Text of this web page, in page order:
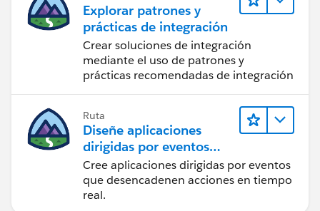
Explorar patrones y
prácticas de integración
Crear soluciones de integración
mediante el uso de patrones y
prácticas recomendadas de integración
Ruta
Diseñe aplicaciones
dirigidas por eventos
para la integración en
tiempo real
Cree aplicaciones dirigidas por eventos
que desencadenen acciones en tiempo
real.